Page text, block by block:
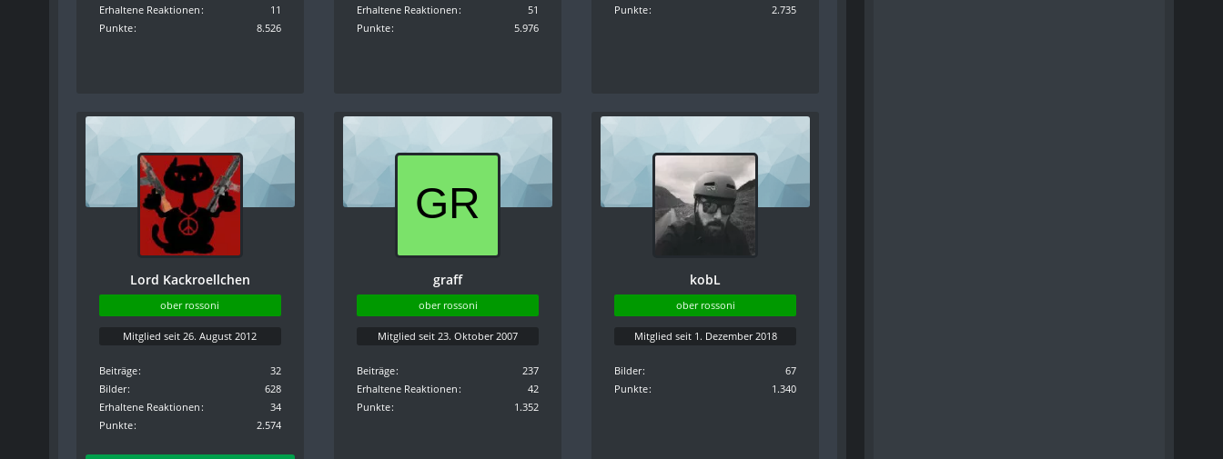
Erhaltene Reaktionen
11
Punkte
8.526
Erhaltene Reaktionen
51
Punkte
5.976
Punkte
2.735
Lord Kackroellchen
ober rossoni
Mitglied seit 26. August 2012
Beiträge
32
Bilder
628
Erhaltene Reaktionen
34
Punkte
2.574
graff
ober rossoni
Mitglied seit 23. Oktober 2007
Beiträge
237
Erhaltene Reaktionen
42
Punkte
1.352
kobL
ober rossoni
Mitglied seit 1. Dezember 2018
Bilder
67
Punkte
1.340